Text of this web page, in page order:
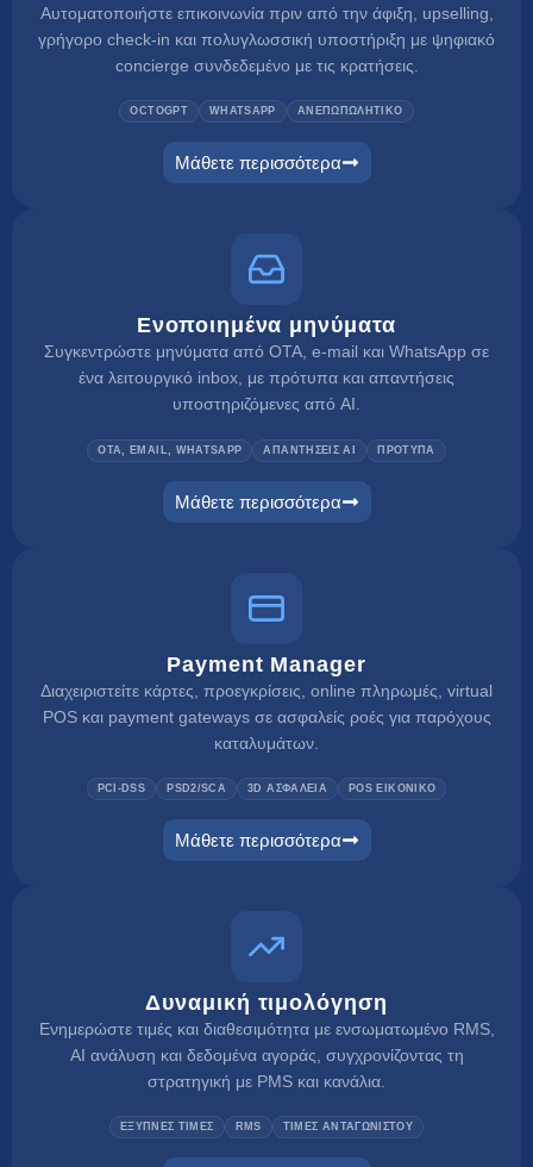
Αυτοματοποιήστε επικοινωνία πριν από την άφιξη, upselling,
γρήγορο check-in και πολυγλωσσική υποστήριξη με ψηφιακό
concierge συνδεδεμένο με τις κρατήσεις.
OCTOGPT WHATSAPP ΑΝΕΠΩΠΩΛΗΤΙΚΟ
Μάθετε περισσότερα
web concierge
Ενοποιημένα μηνύματα
Συγκεντρώστε μηνύματα από OTA, e-mail και WhatsApp σε
ένα λειτουργικό inbox, με πρότυπα και απαντήσεις
υποστηριζόμενες από AI.
OTA, EMAIL, WHATSAPP ΑΠΑΝΤΗΣΕΙΣ AI ΠΡΟΤΥΠΑ
Μάθετε περισσότερα
unified inbox
Payment Manager
Διαχειριστείτε κάρτες, προεγκρίσεις, online πληρωμές, virtual
POS και payment gateways σε ασφαλείς ροές για παρόχους
καταλυμάτων.
PCI-DSS PSD2/SCA 3D ΑΣΦΑΛΕΙΑ POS ΕΙΚΟΝΙΚΟ
Μάθετε περισσότερα
payment manager
Δυναμική τιμολόγηση
Ενημερώστε τιμές και διαθεσιμότητα με ενσωματωμένο RMS,
AI ανάλυση και δεδομένα αγοράς, συγχρονίζοντας τη
στρατηγική με PMS και κανάλια.
ΕΞΥΠΝΕΣ ΤΙΜΕΣ RMS ΤΙΜΕΣ ΑΝΤΑΓΩΝΙΣΤΟΥ